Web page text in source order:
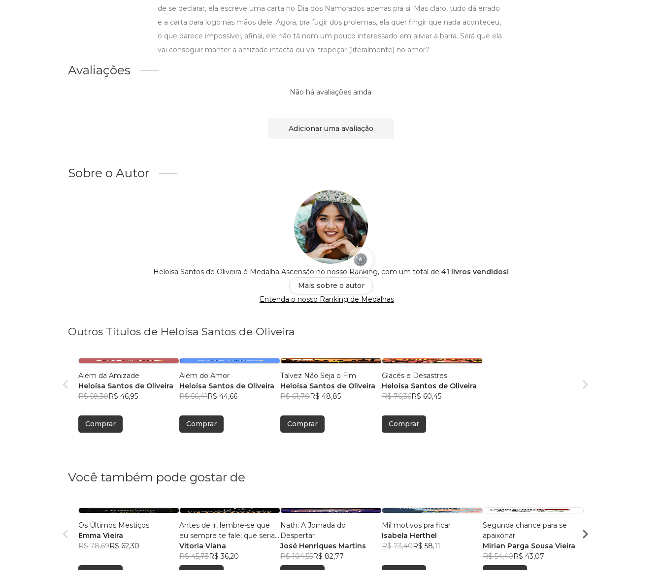
de se declarar, ela escreve uma carta no Dia dos Namorados apenas pra si. Mas claro, tudo dá errado
e a carta para logo nas mãos dele. Agora, pra fugir dos prolemas, ela quer fingir que nada aconteceu,
o que parece impossível, afinal, ele não tá nem um pouco interessado em aliviar a barra. Será que ela
vai conseguir manter a amizade intacta ou vai tropeçar (literalmente) no amor?
Avaliações
Não há avaliações ainda.
Adicionar uma avaliação
Sobre o Autor
Heloísa Santos de Oliveira é Medalha Ascensão no nosso Ranking, com um total de 41 livros vendidos!
Mais sobre o autor
Entenda o nosso Ranking de Medalhas
Outros Títulos de Heloísa Santos de Oliveira
Além da Amizade
Heloísa Santos de Oliveira
R$ 59,30R$ 46,95
Comprar
Além do Amor
Heloísa Santos de Oliveira
R$ 56,41R$ 44,66
Comprar
Talvez Não Seja o Fim
Heloísa Santos de Oliveira
R$ 61,70R$ 48,85
Comprar
Glacês e Desastres
Heloísa Santos de Oliveira
R$ 76,36R$ 60,45
Comprar
Você também pode gostar de
Os Últimos Mestiços
Emma Vieira
R$ 78,69R$ 62,30
Antes de ir, lembre-se que
eu sempre te falei que seria
amor
Vitoria Viana
R$ 45,73R$ 36,20
Nath: A Jornada do
Despertar
José Henriques Martins
R$ 104,55R$ 82,77
Mil motivos pra ficar
Isabela Herthel
R$ 73,40R$ 58,11
Segunda chance para se
apaixonar
Mirian Parga Sousa Vieira
R$ 54,40R$ 43,07
Giovanna P. Ribeiro